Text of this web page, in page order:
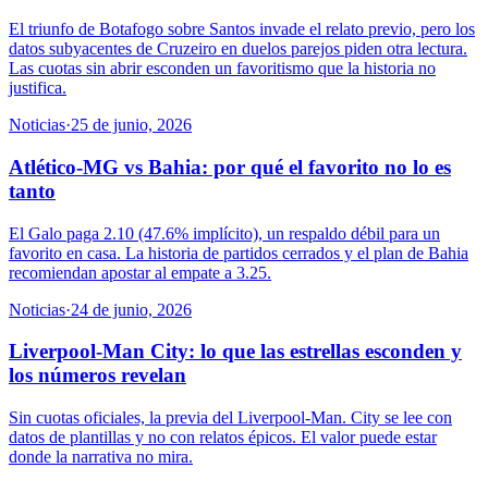
El triunfo de Botafogo sobre Santos invade el relato previo, pero los
datos subyacentes de Cruzeiro en duelos parejos piden otra lectura.
Las cuotas sin abrir esconden un favoritismo que la historia no
justifica.
Noticias·25 de junio, 2026
Atlético-MG vs Bahia: por qué el favorito no lo es
tanto
El Galo paga 2.10 (47.6% implícito), un respaldo débil para un
favorito en casa. La historia de partidos cerrados y el plan de Bahia
recomiendan apostar al empate a 3.25.
Noticias·24 de junio, 2026
Liverpool-Man City: lo que las estrellas esconden y
los números revelan
Sin cuotas oficiales, la previa del Liverpool-Man. City se lee con
datos de plantillas y no con relatos épicos. El valor puede estar
donde la narrativa no mira.